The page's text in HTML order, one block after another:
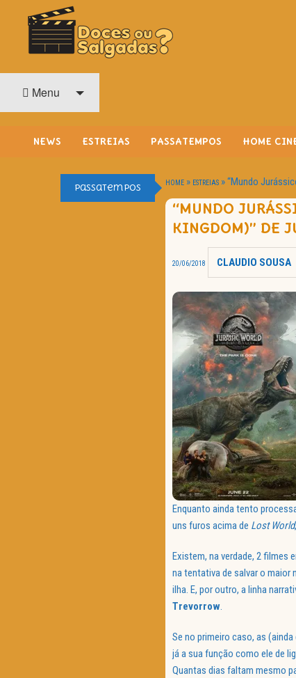
O Cinema? Uma Paixão!!
Menu
NEWS ESTREIAS PASSATEMPOS HOME
Passatempos HOME » ESTREIAS »“Mundo
“MUNDO
KINGDOM)” DE
20/06/2018 CLAUDIO SOUSA
Enquanto ainda tento
uns furos acima de Lost World
Existem, na verdade, 2 filmes
na tentativa de salvar o maior
ilha. E, por outro, a linha
Trevorrow.
Se no primeiro caso, as
já a sua função como ele de
Quantas dias faltam mesmo